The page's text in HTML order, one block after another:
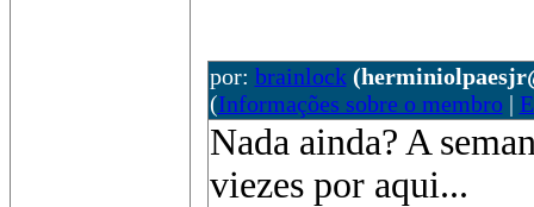
por: brainlock
(Informações sobre o membro|
Nada ainda? A
viezes por aqui...